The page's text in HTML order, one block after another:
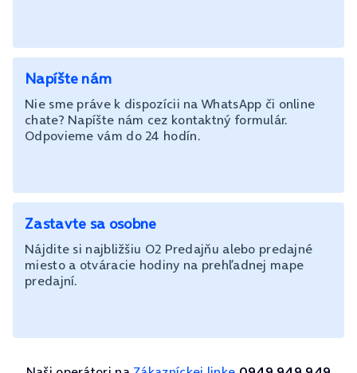
Napíšte nám
Nie sme práve k dispozícii na WhatsApp či online
chate? Napíšte nám cez kontaktný formulár.
Odpovieme vám do 24 hodín.
Zastavte sa osobne
Nájdite si najbližšiu O2 Predajňu alebo predajné
miesto a otváracie hodiny na prehľadnej mape
predajní.